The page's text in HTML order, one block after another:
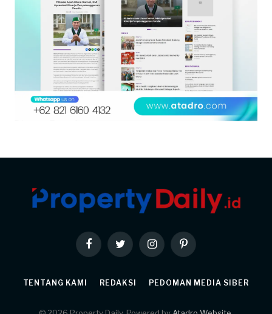
FacebookTwitter InstagramPinterest
TENTANG KAMI REDAKSI PEDOMAN MEDIA SIBER